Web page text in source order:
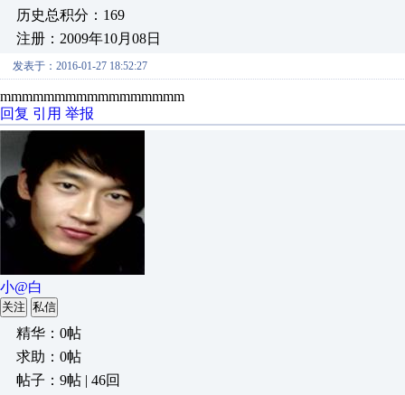
历史总积分：169
注册：2009年10月08日
发表于：2016-01-27 18:52:27
mmmmmmmmmmmmmmmmm
回复 引用 举报
小@白
关注 私信
精华：0帖
求助：0帖
帖子：9帖 | 46回